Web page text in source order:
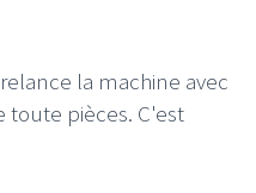
la machine avec
toute pièces. C'est